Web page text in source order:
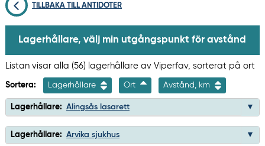
TILLBAKA TILL ANTIDOTER
Lagerhållare, välj min utgångspunkt för avstånd
Listan visar alla (56) lagerhållare av Viperfav, sorterat på ort
Sortera: Lagerhållare Ort Avstånd, km
Lagerhållare: Alingsås lasarett
Lagerhållare: Arvika sjukhus